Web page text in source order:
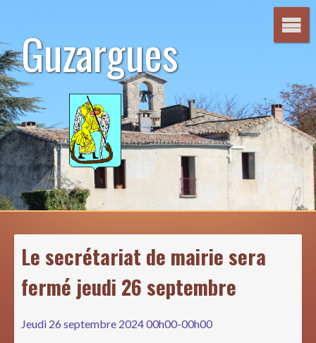
contenuGuzargues
Le secrétariat de mairie sera
fermé jeudi 26 septembre
Jeudi 26 septembre 2024 00h00-00h00